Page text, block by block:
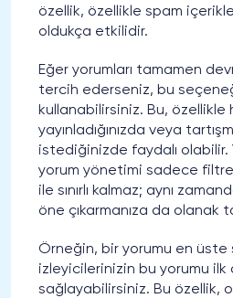
özellik, özellikle spam
oldukça etkilidir.
Eğer yorumları tamamen
tercih ederseniz, bu
kullanabilirsiniz. Bu, özellikle
yayınladığınızda veya
istediğinizde faydalı olabilir.
yorum yönetimi sadece
ile sınırlı kalmaz; aynı
öne çıkarmanıza da olanak
Örneğin, bir yorumu en üste
izleyicilerinizin bu yorumu ilk
sağlayabilirsiniz. Bu özellik,